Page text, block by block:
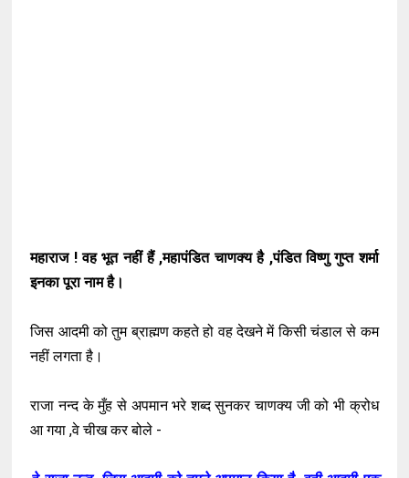
महाराज ! वह भूत नहीं हैं ,महापंडित चाणक्य है ,पंडित विष्णु गुप्त शर्मा
इनका पूरा नाम है।
जिस आदमी को तुम ब्राह्मण कहते हो वह देखने में किसी चंडाल से कम
नहीं लगता है।
राजा नन्द के मुँह से अपमान भरे शब्द सुनकर चाणक्य जी को भी क्रोध
आ गया ,वे चीख कर बोले -